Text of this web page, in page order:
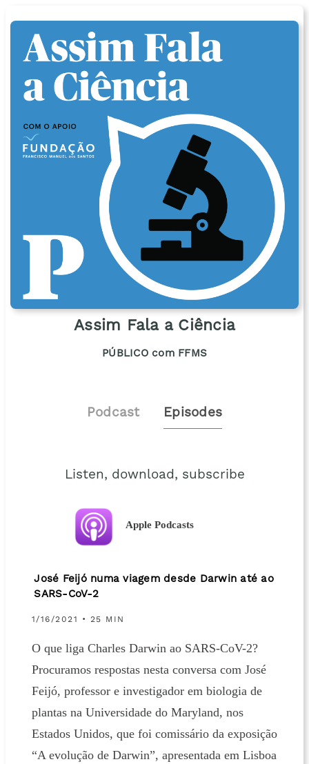
Assim Fala a Ciência
PÚBLICO com FFMS
Podcast Episodes
Listen, download, subscribe
Apple Podcasts
José Feijó numa viagem desde Darwin até ao
SARS-CoV-2
1/16/2021 • 25 MIN
O que liga Charles Darwin ao SARS-CoV-2?
Procuramos respostas nesta conversa com José
Feijó, professor e investigador em biologia de
plantas na Universidade do Maryland, nos
Estados Unidos, que foi comissário da exposição
“A evolução de Darwin”, apresentada em Lisboa